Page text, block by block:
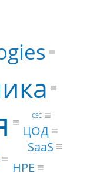
HPE
SaaS
ЦОД
CSC